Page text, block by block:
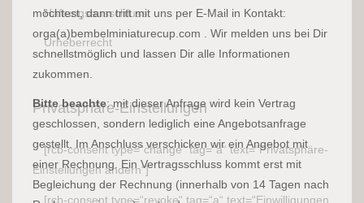
möchtest, dann tritt mit uns per E-Mail in Kontakt:
orga(a)bembelminiaturecup.com . Wir melden uns bei Dir
schnellstmöglich und lassen Dir alle Informationen
zukommen.
Bitte beachte: mit dieser Anfrage wird kein Vertrag
geschlossen, sondern lediglich eine Angebotsanfrage
gestellt. Im Anschluss verschicken wir ein Angebot mit
einer Rechnung. Ein Vertragsschluss kommt erst mit
Begleichung der Rechnung (innerhalb von 14 Tagen nach
Haftungsausschluss
Urheberrecht
Privatsphäre-Einstellungen
[rcb-consent type=“change“ tag=“a“ text=“Privatsphäre-
Einstellungen ändern“]
[rcb-consent type=“revoke“ tag=“a“ text=“Einwilligungen